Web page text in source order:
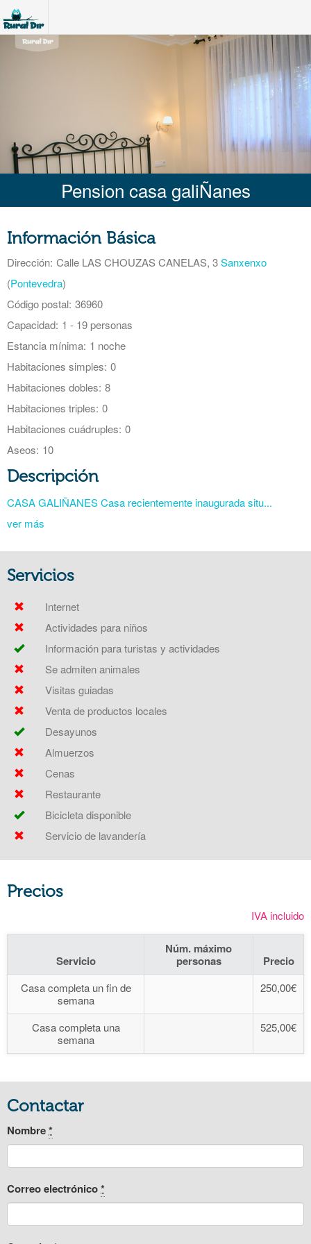
Pension casa galiÑanes
Información Básica
Dirección: Calle LAS CHOUZAS CANELAS, 3Sanxenxo
(Pontevedra)
Código postal: 36960
Capacidad: 1 - 19 personas
Estancia mínima: 1 noche
Habitaciones simples: 0
Habitaciones dobles: 8
Habitaciones triples: 0
Habitaciones cuádruples: 0
Aseos: 10
Descripción
CASA GALIÑANES Casa recientemente inaugurada situ...
ver más
Servicios
Internet
Actividades para niños
Información para turistas y actividades
Se admiten animales
Visitas guiadas
Venta de productos locales
Desayunos
Almuerzos
Cenas
Restaurante
Bicicleta disponible
Servicio de lavandería
Precios
IVA incluido
Servicio
Núm. máximo
personas
Precio
Casa completa un fin de
semana
250,00€
Casa completa una
semana
525,00€
Contactar
Nombre*
Correo electrónico*